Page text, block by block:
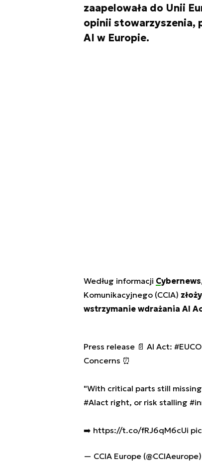
zaapelowała do Unii
opinii stowarzyszenia,
AI w Europie.
Według informacji Cybernews
Komunikacyjnego (CCIA)
wstrzymanie wdrażania AI
Press release 📄 AI Act: #EUCO
Concerns ⏰
"With critical parts still
#AIactright, or risk stalling
➡️ https://t.co/fRJ6qM6cUi
— CCIA Europe (@CCIAeurope)